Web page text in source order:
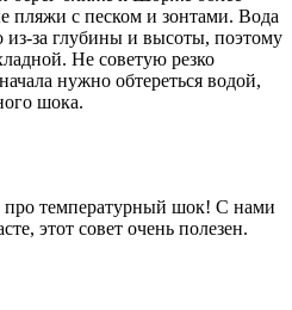
пляжи с песком и зонтами. Вода
из-за глубины и высоты, поэтому
Не советую резко
нужно обтереться водой,
шока.
про температурный шок! С нами
этот совет очень полезен.